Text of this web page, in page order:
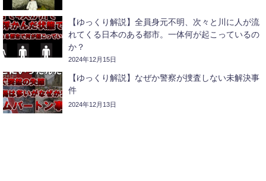
【ゆっくり解説】全員身元不明、次々と川に人が流
れてくる日本のある都市。一体何が起こっているの
か？
2024年12月15日
【ゆっくり解説】なぜか警察が捜査しない未解決事
件
2024年12月13日